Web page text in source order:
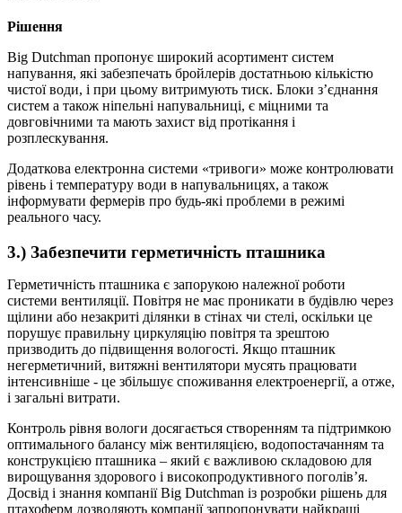
Рішення
Big Dutchman пропонує широкий асортимент систем
напування, які забезпечать бройлерів достатньою кількістю
чистої води, і при цьому витримують тиск. Блоки з’єднання
систем а також ніпельні напувальниці, є міцними та
довговічними та мають захист від протікання і
розплескування.
Додаткова електронна системи «тривоги» може контролювати
рівень і температуру води в напувальницях, а також
інформувати фермерів про будь-які проблеми в режимі
реального часу.
3.) Забезпечити герметичність пташника
Герметичність пташника є запорукою належної роботи
системи вентиляції. Повітря не має проникати в будівлю через
щілини або незакриті ділянки в стінах чи стелі, оскільки це
порушує правильну циркуляцію повітря та зрештою
призводить до підвищення вологості. Якщо пташник
негерметичний, витяжні вентилятори мусять працювати
інтенсивніше - це збільшує споживання електроенергії, а отже,
і загальні витрати.
Контроль рівня вологи досягається створенням та підтримкою
оптимального балансу між вентиляцією, водопостачанням та
конструкцією пташника – який є важливою складовою для
вирощування здорового і високопродуктивного поголів’я.
Досвід і знання компанії Big Dutchman із розробки рішень для
птахоферм дозволяють компанії запропонувати найкращі